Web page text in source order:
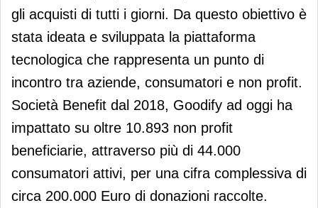
gli acquisti di tutti i giorni. Da questo obiettivo è
stata ideata e sviluppata la piattaforma
tecnologica che rappresenta un punto di
incontro tra aziende, consumatori e non profit.
Società Benefit dal 2018, Goodify ad oggi ha
impattato su oltre 10.893 non profit
beneficiarie, attraverso più di 44.000
consumatori attivi, per una cifra complessiva di
circa 200.000 Euro di donazioni raccolte.